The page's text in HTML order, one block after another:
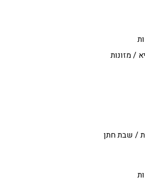
/ מזונות
/ שבת חתן